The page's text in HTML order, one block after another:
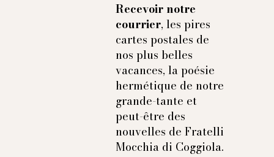
Recevoir notre
courrier, les pires
cartes postales de
nos plus belles
vacances, la poésie
hermétique de notre
grande-tante et
peut-être des
nouvelles de Fratelli
Mocchia di Coggiola.